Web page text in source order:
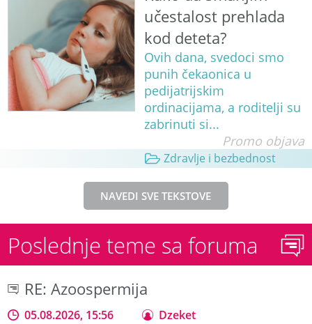
učestalost prehlada
kod deteta?
Ovih dana, svedoci smo
punih čekaonica u
pedijatrijskim
ordinacijama, a roditelji su
zabrinuti si...
Promo objava
Zdravlje i bezbednost
NAVEDI SVE TEKSTOVE
Poslednje teme sa foruma
RE: Azoospermija
05.08.2026, 15:56 Dzeket